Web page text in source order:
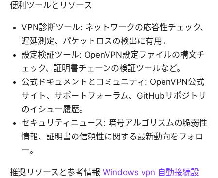
便利ツールとリソース
VPN診断ツール: ネットワークの応答性チェック、
遅延測定、パケットロスの検出に有用。
設定検証ツール: OpenVPN設定ファイルの構文チ
ェック、証明書チェーンの検証ツールなど。
公式ドキュメントとコミュニティ: OpenVPN公式
サイト、サポートフォーラム、GitHubリポジトリ
のイシュー履歴。
セキュリティニュース: 暗号アルゴリズムの脆弱性
情報、証明書の信頼性に関する最新動向をフォロ
ー。
推奨リソースと参考情報 Windows vpn 自動接続設